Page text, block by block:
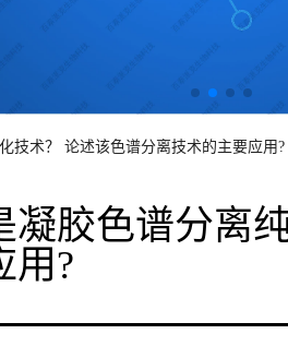
技术？ 论述该色谱分离技术的主要应用?
凝胶色谱分离
用?